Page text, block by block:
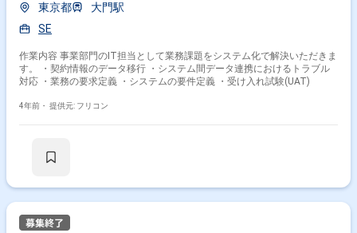
東京都
大門駅
SE
作業内容 事業部門のIT担当として業務課題をシステム化で解決いただきま
す。 ・契約情報のデータ移行 ・システム間データ連携におけるトラブル
対応 ・業務の要求定義 ・システムの要件定義 ・受け入れ試験(UAT)
4年前・ 提供元: フリコン